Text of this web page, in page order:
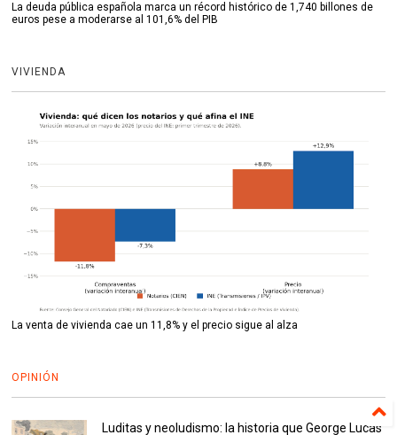
La deuda pública española marca un récord histórico de 1,740 billones de
euros pese a moderarse al 101,6% del PIB
VIVIENDA
La venta de vivienda cae un 11,8% y el precio sigue al alza
OPINIÓN
Luditas y neoludismo: la historia que George Lucas